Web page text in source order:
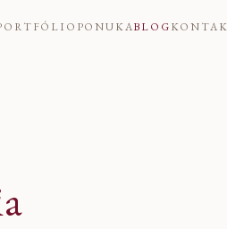
PONUKABLOG